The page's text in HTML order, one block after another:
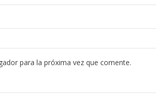
para la próxima vez que comente.